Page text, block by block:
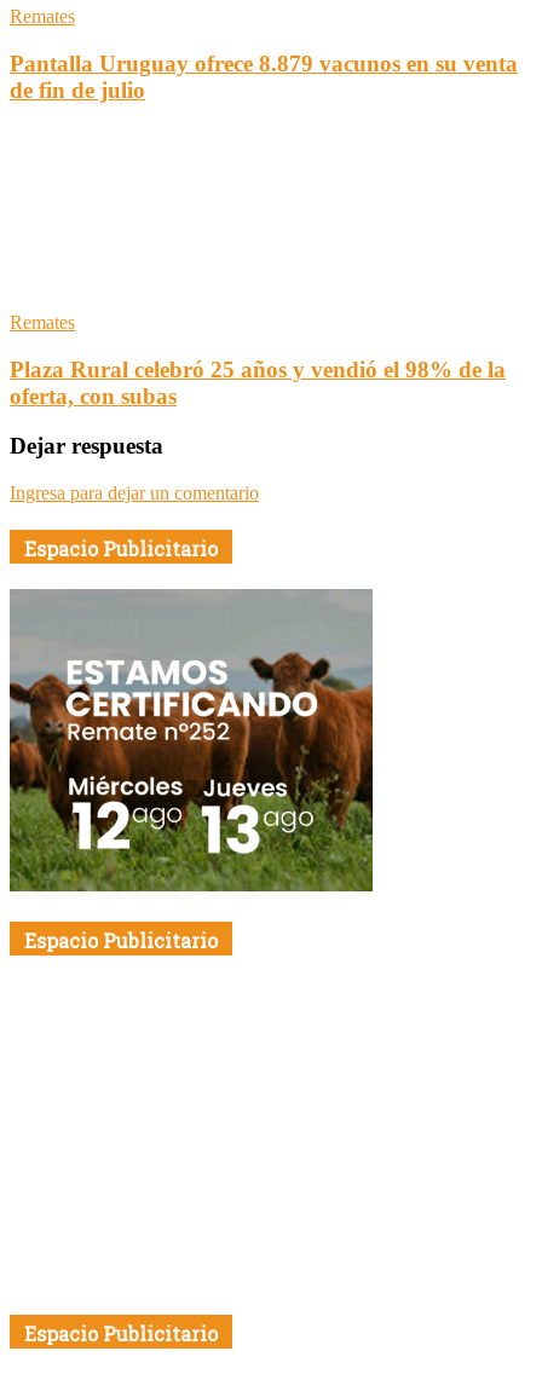
Remates
Pantalla Uruguay ofrece 8.879 vacunos en su venta
de fin de julio
Remates
Plaza Rural celebró 25 años y vendió el 98% de la
oferta, con subas
Dejar respuesta
Ingresa para dejar un comentario
Espacio Publicitario
Espacio Publicitario
Espacio Publicitario